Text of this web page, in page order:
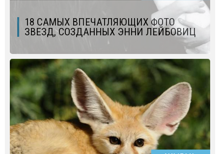
18 САМЫХ ВПЕЧАТЛЯЮЩИХ ФОТО
ЗВЕЗД, СОЗДАННЫХ ЭННИ ЛЕЙБОВИЦ